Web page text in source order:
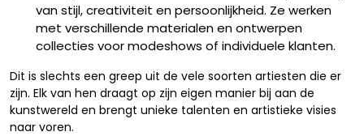
van stijl, creativiteit en persoonlijkheid. Ze werken
met verschillende materialen en ontwerpen
collecties voor modeshows of individuele klanten.
Dit is slechts een greep uit de vele soorten artiesten die er
zijn. Elk van hen draagt op zijn eigen manier bij aan de
kunstwereld en brengt unieke talenten en artistieke visies
naar voren.